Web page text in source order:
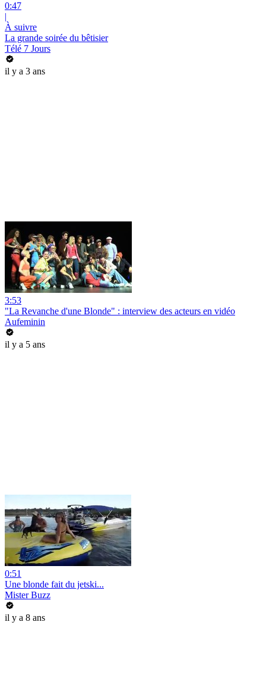
0:47
|
À suivre
La grande soirée du bêtisier
Télé 7 Jours
il y a 3 ans
3:53
"La Revanche d'une Blonde" : interview des acteurs en vidéo
Aufeminin
il y a 5 ans
0:51
Une blonde fait du jetski...
Mister Buzz
il y a 8 ans